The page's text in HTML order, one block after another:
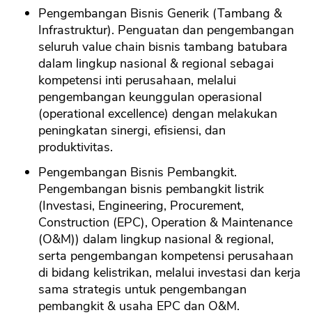
Pengembangan Bisnis Generik (Tambang &
Infrastruktur). Penguatan dan pengembangan
seluruh value chain bisnis tambang batubara
dalam lingkup nasional & regional sebagai
kompetensi inti perusahaan, melalui
pengembangan keunggulan operasional
(operational excellence) dengan melakukan
peningkatan sinergi, efisiensi, dan
produktivitas.
Pengembangan Bisnis Pembangkit.
Pengembangan bisnis pembangkit listrik
(Investasi, Engineering, Procurement,
Construction (EPC), Operation & Maintenance
(O&M)) dalam lingkup nasional & regional,
serta pengembangan kompetensi perusahaan
di bidang kelistrikan, melalui investasi dan kerja
sama strategis untuk pengembangan
pembangkit & usaha EPC dan O&M.